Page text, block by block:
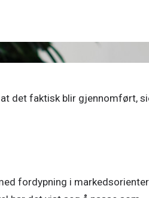
det faktisk blir gjennomført,
fordypning i